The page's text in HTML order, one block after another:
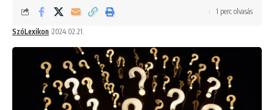
SzóLexikon 2024.02.21.
1 perc olvasás